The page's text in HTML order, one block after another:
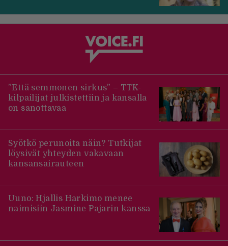
”Että semmonen sirkus” – TTK-
kilpailijat julkistettiin ja kansalla
on sanottavaa
Syötkö perunoita näin? Tutkijat
löysivät yhteyden vakavaan
kansansairauteen
Uuno: Hjallis Harkimo menee
naimisiin Jasmine Pajarin kanssa